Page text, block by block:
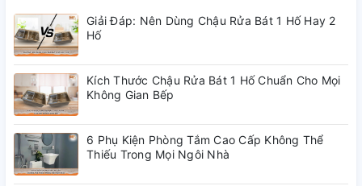
- Chất liệu inox 304 không gỉ sét luôn sáng bóng, không oxy
hóa trong môi trường ẩm ướt.
Giải Đáp: Nên Dùng Chậu Rửa Bát 1 Hố Hay 2
Hố
Kích Thước Chậu Rửa Bát 1 Hố Chuẩn Cho Mọi
Không Gian Bếp
6 Phụ Kiện Phòng Tắm Cao Cấp Không Thể
Thiếu Trong Mọi Ngôi Nhà